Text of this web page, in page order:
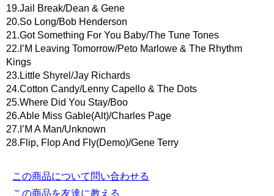
19.Jail Break/Dean & Gene
20.So Long/Bob Henderson
21.Got Something For You Baby/The Tune Tones
22.I’M Leaving Tomorrow/Peto Marlowe & The Rhythm
Kings
23.Little Shyrel/Jay Richards
24.Cotton Candy/Lenny Capello & The Dots
25.Where Did You Stay/Boo
26.Able Miss Gable(Alt)/Charles Page
27.I’M A Man/Unknown
28.Flip, Flop And Fly(Demo)/Gene Terry
この商品について問い合わせる
この商品を友達に教える